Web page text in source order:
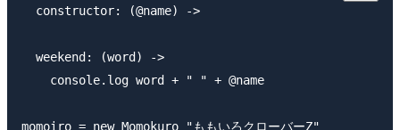
  constructor: (@name) ->
  weekend: (word) ->
    console.log word + " " + @name
momoiro = new Momokuro "ももいろクローバーZ"